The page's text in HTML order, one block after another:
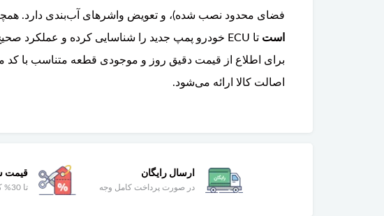
فضای محدود نصب شده)، و تعویض واشرهای آب‌بندی دارد.
است تا ECU خودرو پمپ جدید را شناسایی کرده و عملکرد صحیح آن را تضمین کند. توصیه می‌شود این کار حتما در
برای اطلاع از قیمت دقیق روز و موجودی قطعه متناسب با
اصالت کالا ارائه می‌شود.
ارسال رایگان
در صورت پرداخت کامل وجه
قیمت
تا 30% کمتر از بازار